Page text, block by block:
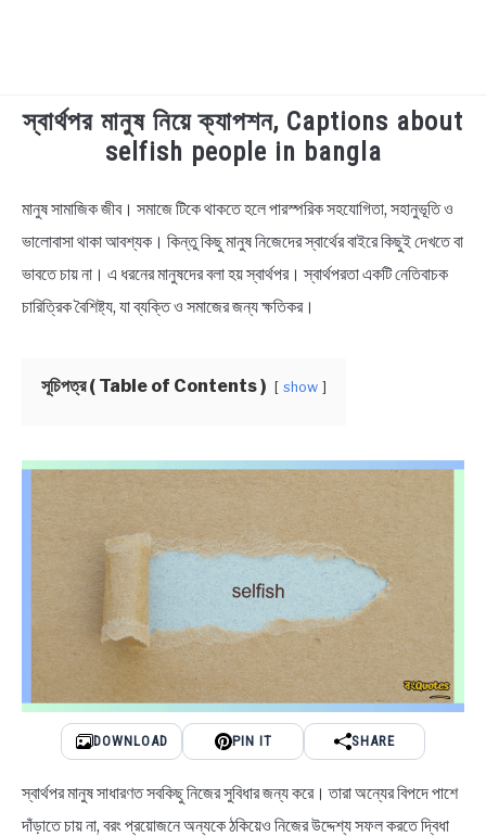
TECHNOLOGY
BIOGRAPHY
EDUCATIONAL
NEWS
BENGALI LYRICS
BENGALI NAMES
BENGALI STORIES
স্বার্থপর মানুষ নিয়ে ক্যাপশন, Captions about
selfish people in bangla
in
Bengali
মানুষ সামাজিক জীব। সমাজে টিকে থাকতে হলে পারস্পরিক সহযোগিতা, সহানুভূতি ও
ভালোবাসা থাকা আবশ্যক। কিন্তু কিছু মানুষ নিজেদের স্বার্থের বাইরে কিছুই দেখতে বা
ভাবতে চায় না। এ ধরনের মানুষদের বলা হয় স্বার্থপর। স্বার্থপরতা একটি নেতিবাচক
চারিত্রিক বৈশিষ্ট্য, যা ব্যক্তি ও সমাজের জন্য ক্ষতিকর।
সূচিপত্র ( Table of Contents ) show
DOWNLOAD PIN IT SHARE
স্বার্থপর মানুষ সাধারণত সবকিছু নিজের সুবিধার জন্য করে। তারা অন্যের বিপদে পাশে
দাঁড়াতে চায় না, বরং প্রয়োজনে অন্যকে ঠকিয়েও নিজের উদ্দেশ্য সফল করতে দ্বিধা